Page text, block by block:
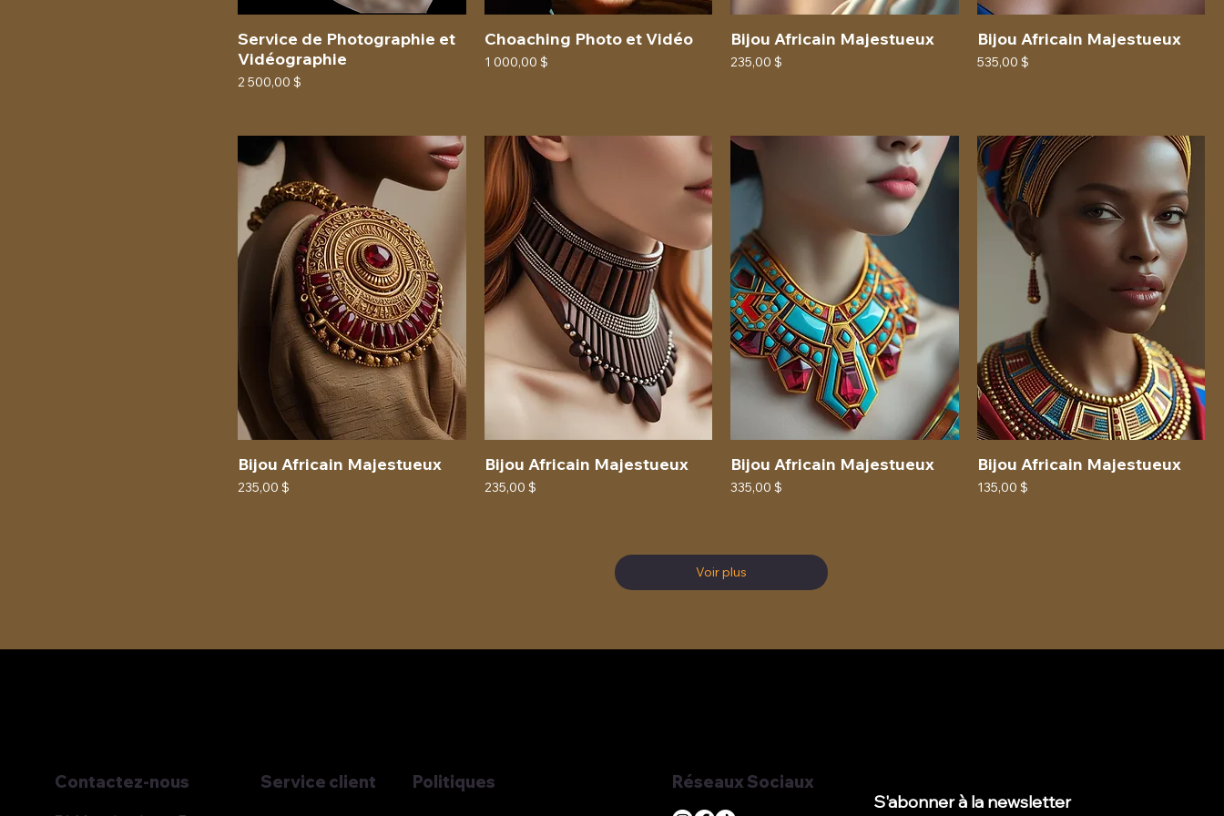
Service de Photographie et
Vidéographie
Prix
2 500,00 $
Choaching Photo et Vidéo
Prix
1 000,00 $
Bijou Africain Majestueux
Prix
235,00 $
Bijou Africain Majestueux
Prix
535,00 $
Bijou Africain Majestueux
Prix
235,00 $
Bijou Africain Majestueux
Prix
235,00 $
Bijou Africain Majestueux
Prix
335,00 $
Bijou Africain Majestueux
Prix
135,00 $
Voir plus
Contactez-nous Service client Politiques Réseaux Sociaux
S'abonner à la newsletter